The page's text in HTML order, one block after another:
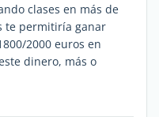
clases en más de
te permitiría ganar
2000 euros en
dinero, más o